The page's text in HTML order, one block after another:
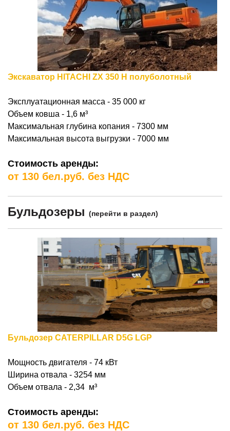
Экскаватор HITACHI ZX 350 H полуболотный
Эксплуатационная масса - 35 000 кг
Объем ковша - 1,6 м³
Максимальная глубина копания - 7300 мм
Максимальная высота выгрузки - 7000 мм
Стоимость аренды:
от 130 бел.руб. без НДС
Бульдозеры (перейти в раздел)
Бульдозер CATERPILLAR D5G LGP
Мощность двигателя - 74 кВт
Ширина отвала - 3254 мм
Объем отвала - 2,34 м³
Стоимость аренды:
от 130 бел.руб. без НДС